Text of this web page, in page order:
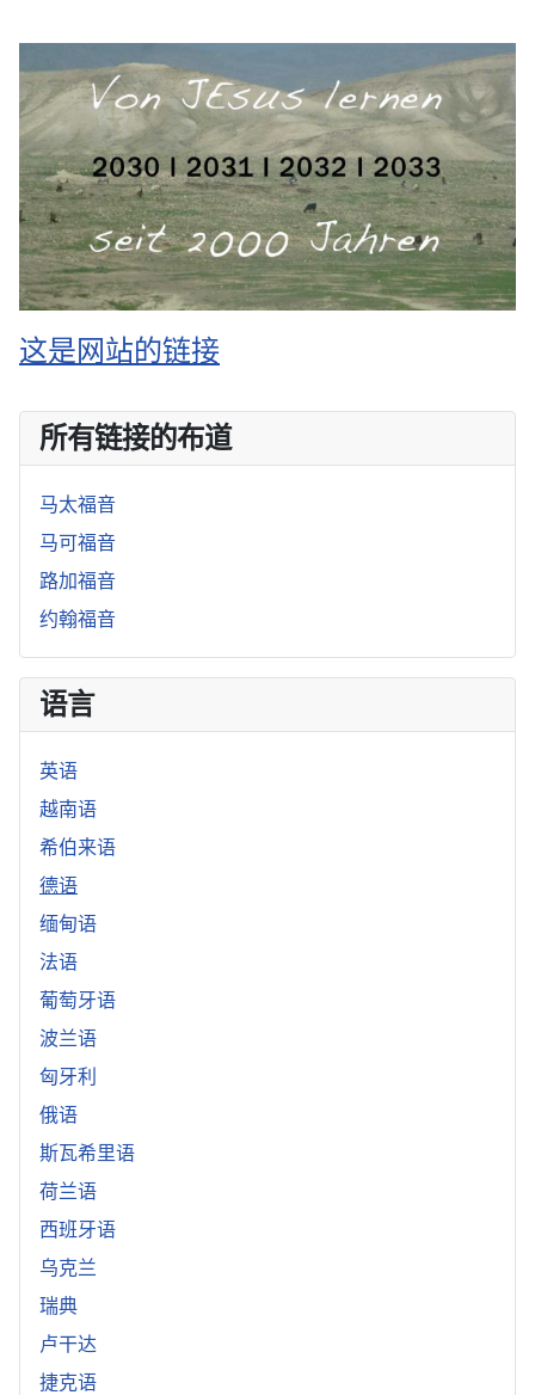
这是网站的链接
所有链接的布道
马太福音
马可福音
路加福音
约翰福音
语言
英语
越南语
希伯来语
德语
缅甸语
法语
葡萄牙语
波兰语
匈牙利
俄语
斯瓦希里语
荷兰语
西班牙语
乌克兰
瑞典
卢干达
捷克语